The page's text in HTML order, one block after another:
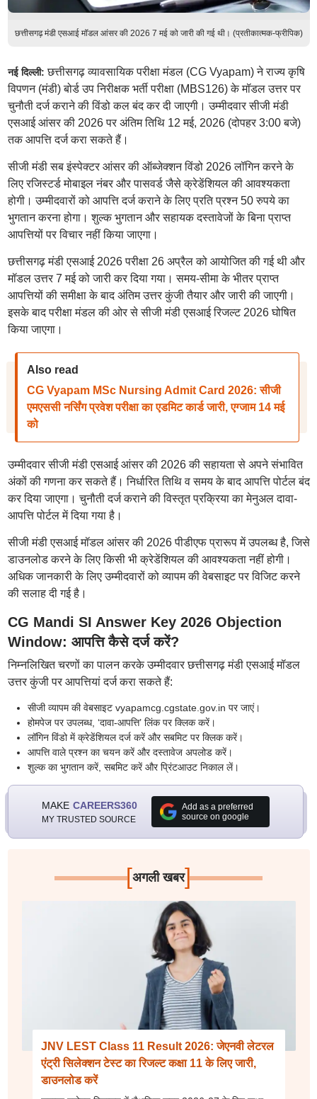
छत्तीसगढ़ मंडी एसआई मॉडल आंसर की 2026 7 मई को जारी की गई थी। (प्रतीकात्मक-फ्रीपिक)
नई दिल्ली:छत्तीसगढ़ व्यावसायिक परीक्षा मंडल (CG Vyapam) ने राज्य कृषि
विपणन (मंडी) बोर्ड उप निरीक्षक भर्ती परीक्षा (MBS126) के मॉडल उत्तर पर
चुनौती दर्ज कराने की विंडो कल बंद कर दी जाएगी। उम्मीदवार सीजी मंडी
एसआई आंसर की 2026 पर अंतिम तिथि 12 मई, 2026 (दोपहर 3:00 बजे)
तक आपत्ति दर्ज करा सकते हैं।
सीजी मंडी सब इंस्पेक्टर आंसर की ऑब्जेक्शन विंडो 2026 लॉगिन करने के
लिए रजिस्टर्ड मोबाइल नंबर और पासवर्ड जैसे क्रेडेंशियल की आवश्यकता
होगी। उम्मीदवारों को आपत्ति दर्ज कराने के लिए प्रति प्रश्न 50 रुपये का
भुगतान करना होगा। शुल्क भुगतान और सहायक दस्तावेजों के बिना प्राप्त
आपत्तियों पर विचार नहीं किया जाएगा।
छत्तीसगढ़ मंडी एसआई 2026 परीक्षा 26 अप्रैल को आयोजित की गई थी और
मॉडल उत्तर 7 मई को जारी कर दिया गया। समय-सीमा के भीतर प्राप्त
आपत्तियों की समीक्षा के बाद अंतिम उत्तर कुंजी तैयार और जारी की जाएगी।
इसके बाद परीक्षा मंडल की ओर से सीजी मंडी एसआई रिजल्ट 2026 घोषित
किया जाएगा।
Also read
CG Vyapam MSc Nursing Admit Card 2026: सीजी
एमएससी नर्सिंग प्रवेश परीक्षा का एडमिट कार्ड जारी, एग्जाम 14 मई
को
उम्मीदवार सीजी मंडी एसआई आंसर की 2026 की सहायता से अपने संभावित
अंकों की गणना कर सकते हैं। निर्धारित तिथि व समय के बाद आपत्ति पोर्टल बंद
कर दिया जाएगा। चुनौती दर्ज कराने की विस्तृत प्रक्रिया का मेनुअल दावा-
आपत्ति पोर्टल में दिया गया है।
सीजी मंडी एसआई मॉडल आंसर की 2026 पीडीएफ प्रारूप में उपलब्ध है, जिसे
डाउनलोड करने के लिए किसी भी क्रेडेंशियल की आवश्यकता नहीं होगी।
अधिक जानकारी के लिए उम्मीदवारों को व्यापम की वेबसाइट पर विजिट करने
की सलाह दी गई है।
CG Mandi SI Answer Key 2026 Objection
Window: आपत्ति कैसे दर्ज करें?
निम्नलिखित चरणों का पालन करके उम्मीदवार छत्तीसगढ़ मंडी एसआई मॉडल
उत्तर कुंजी पर आपत्तियां दर्ज करा सकते हैं:
सीजी व्यापम की वेबसाइट vyapamcg.cgstate.gov.in पर जाएं।
होमपेज पर उपलब्ध, ‘दावा-आपत्ति’ लिंक पर क्लिक करें।
लॉगिन विंडो में क्रेडेंशियल दर्ज करें और सबमिट पर क्लिक करें।
आपत्ति वाले प्रश्न का चयन करें और दस्तावेज अपलोड करें।
शुल्क का भुगतान करें, सबमिट करें और प्रिंटआउट निकाल लें।
MAKE CAREERS360
MY TRUSTED SOURCE
Add as a preferred
source on google
[अगली खबर]
JNV LEST Class 11 Result 2026: जेएनवी लेटरल
एंट्री सिलेक्शन टेस्ट का रिजल्ट कक्षा 11 के लिए जारी,
डाउनलोड करें